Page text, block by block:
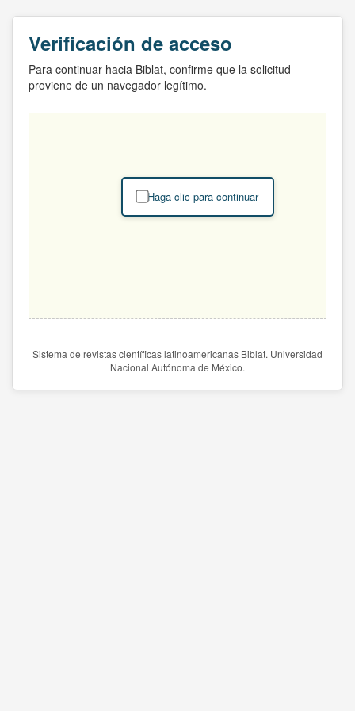
Verificación de acceso
Para continuar hacia Biblat, confirme que la solicitud
proviene de un navegador legítimo.
Haga clic para continuar
Sistema de revistas científicas latinoamericanas Biblat. Universidad
Nacional Autónoma de México.